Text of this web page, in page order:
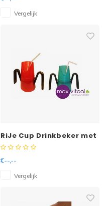
Vergelijk
RiJe Cup Drinkbeker met
slokregulatie, 2 grote
€--,--
Vergelijk